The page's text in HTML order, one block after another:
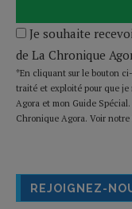
Je souhaite
de La Chronique
*En cliquant sur le bouton
traité et exploité pour que
Agora et mon Guide
Chronique Agora. Voir notre
REJOIGNEZ-